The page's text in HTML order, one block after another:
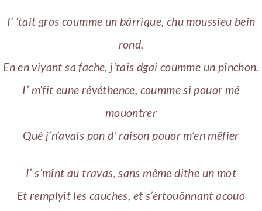
I’ ‘tait gros coumme un bârrique, chu moussieu bein
rond,
En en viyant sa fache, j’tais dgai coumme un pînchon.
I’ m’fit eune révéthence, coumme si pouor mé
mouontrer
Qué j’n’avais pon d’ raison pouor m’en mêfier
I’ s’mînt au travas, sans même dithe un mot
Et remplyit les cauches, et s’èrtouônnant acouo